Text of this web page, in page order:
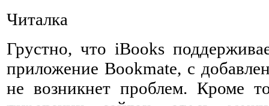
Читалка
Грустно, что iBooks
приложение Bookmate, с
не возникнет проблем. Кроме